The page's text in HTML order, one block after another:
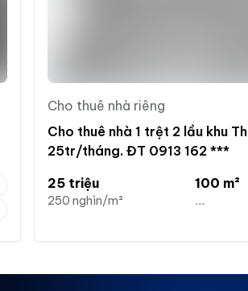
Cho thuê nhà riêng
Cho thuê nhà 1 trệt 2 lầu khu
25tr/tháng. ĐT 0913 162 ***
25 triệu
250 nghìn/m²
100 m²
...